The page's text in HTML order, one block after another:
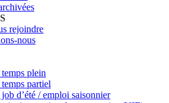
rejoindre
nous
plein
partiel
d’été / emploi saisonnier